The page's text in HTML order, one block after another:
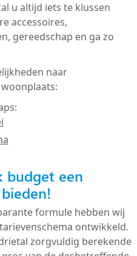
u altijd iets te klussen
accessoires,
gereedschap en ga zo
naar
budget een
formule hebben wij
ontwikkeld.
zorgvuldig berekende